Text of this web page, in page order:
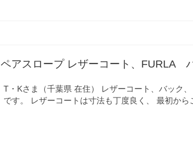
ペアスロープ レザーコート、FURLA
T・Kさま（千葉県 在住） レザーコート、バック
です。 レザーコートは寸法も丁度良く、 最初か